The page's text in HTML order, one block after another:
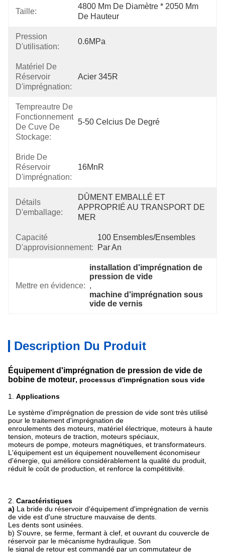
Taille:
4800 Mm De Diamètre * 2050 Mm
De Hauteur
Pression
D'utilisation:
0.6MPa
Matériel De
Réservoir
D'imprégnation:
Acier 345R
Tempreautre De
Fonctionnement
De Cuve De
Stockage:
5-50 Celcius De Degré
Bride De
Réservoir
D'imprégnation:
16MnR
Détails
D'emballage:
DÛMENT EMBALLÉ ET
APPROPRIÉ AU TRANSPORT DE
MER
Capacité
D'approvisionnement:
100 Ensembles/ensembles
Par An
Mettre en évidence:
installation d'imprégnation de
pression de vide
,
machine d'imprégnation sous
vide de vernis
Description Du Produit
Équipement d'imprégnation de pression de vide de
bobine de moteur, processus d'imprégnation sous vide
1. Applications
Le système d'imprégnation de pression de vide sont très utilisé
pour le traitement d'imprégnation de
enroulements des moteurs, matériel électrique , moteurs à haute
tension, moteurs de traction, moteurs spéciaux,
moteurs de pompe, moteurs magnétiques, et transformateurs.
L'équipement est un équipement nouvellement économiseur
d'énergie, qui améliore considérablement la qualité du produit,
réduit le coût de production, et renforce la compétitivité.
2. Caractéristiques
a) La bride du réservoir d'équipement d'imprégnation de vernis
de vide est d'une structure mauvaise de dents.
Les dents sont usinées.
b) S'ouvre, se ferme, fermant à clef, et ouvrant du couvercle de
réservoir par le mécanisme hydraulique. Son
le signal de retour est commandé par un commutateur de